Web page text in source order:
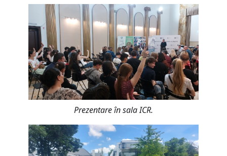
Prezentare în sala ICR.